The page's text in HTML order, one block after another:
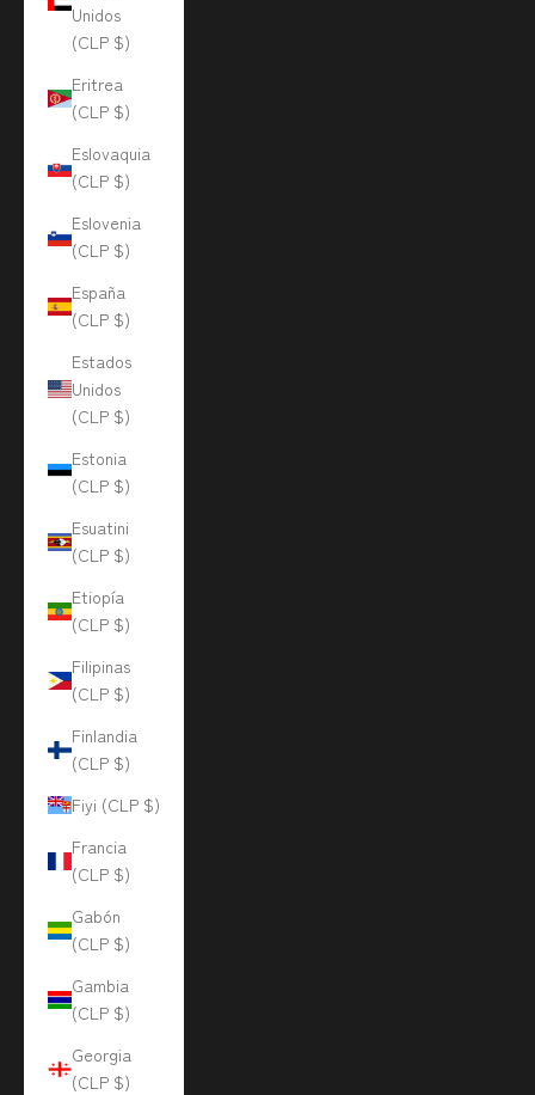
Unidos
(CLP $)
Eritrea
(CLP $)
Eslovaquia
(CLP $)
Eslovenia
(CLP $)
España
(CLP $)
Estados
Unidos
(CLP $)
Estonia
(CLP $)
Esuatini
(CLP $)
Etiopía
(CLP $)
Filipinas
(CLP $)
Finlandia
(CLP $)
Fiyi (CLP $)
Francia
(CLP $)
Gabón
(CLP $)
Gambia
(CLP $)
Georgia
(CLP $)